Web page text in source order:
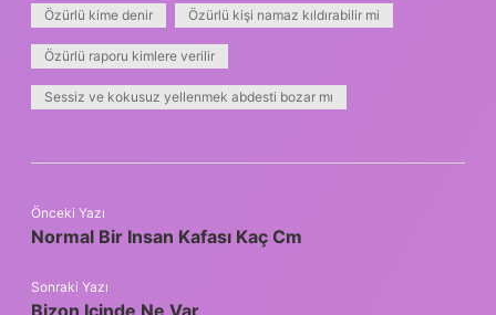
Özürlü kime denir Özürlü kişi namaz kıldırabilir mi
Özürlü raporu kimlere verilir
Sessiz ve kokusuz yellenmek abdesti bozar mı
Önceki Yazı
Normal Bir Insan Kafası Kaç Cm
Sonraki Yazı